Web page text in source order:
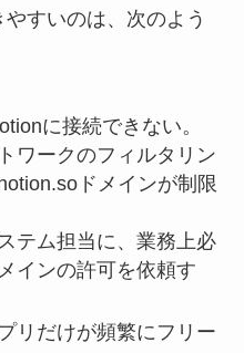
すいのは、次のよう
に接続できない。
ワークのフィルタリン
ドメインが制限
テム担当に、業務上必
インの許可を依頼す
リだけが頻繁にフリー